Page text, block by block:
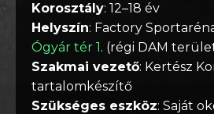
Korosztály: 12–18 év
Helyszín: Factory
Ógyár tér 1. (régi DAM
Szakmai vezető: Kertész
tartalomkészítő
Szükséges eszköz: Saját